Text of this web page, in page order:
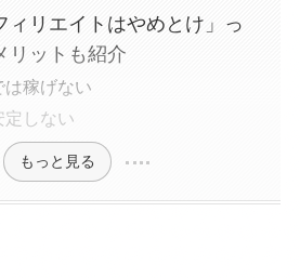
ィリエイトはやめとけ」っ
リットも紹介
は稼げない
定しない
もっと見る